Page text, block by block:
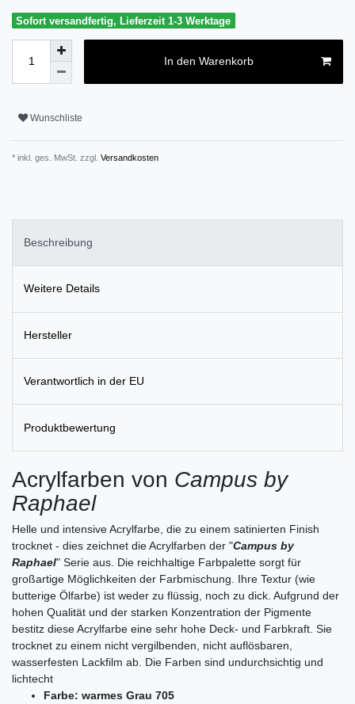
Sofort versandfertig, Lieferzeit 1-3 Werktage
In den Warenkorb
Wunschliste
* inkl. ges. MwSt. zzgl. Versandkosten
Beschreibung
Weitere Details
Hersteller
Verantwortlich in der EU
Produktbewertung
Acrylfarben von Campus by
Raphael
Helle und intensive Acrylfarbe, die zu einem satinierten Finish
trocknet - dies zeichnet die Acrylfarben der "Campus by
Raphael" Serie aus. Die reichhaltige Farbpalette sorgt für
großartige Möglichkeiten der Farbmischung. Ihre Textur (wie
butterige Ölfarbe) ist weder zu flüssig, noch zu dick. Aufgrund der
hohen Qualität und der starken Konzentration der Pigmente
bestitz diese Acrylfarbe eine sehr hohe Deck- und Farbkraft. Sie
trocknet zu einem nicht vergilbenden, nicht auflösbaren,
wasserfesten Lackfilm ab. Die Farben sind undurchsichtig und
lichtecht
Farbe: warmes Grau 705